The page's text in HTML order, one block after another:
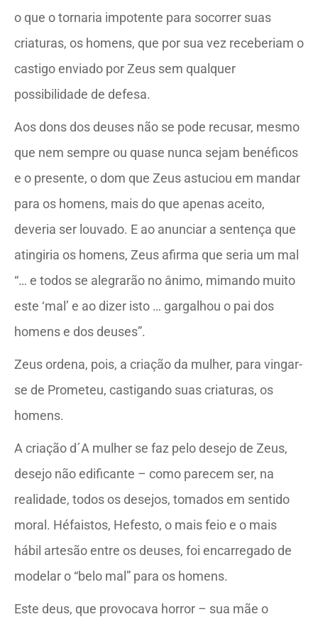
o que o tornaria impotente para socorrer suas
criaturas, os homens, que por sua vez receberiam o
castigo enviado por Zeus sem qualquer
possibilidade de defesa.
Aos dons dos deuses não se pode recusar, mesmo
que nem sempre ou quase nunca sejam benéficos
e o presente, o dom que Zeus astuciou em mandar
para os homens, mais do que apenas aceito,
deveria ser louvado. E ao anunciar a sentença que
atingiria os homens, Zeus afirma que seria um mal
“… e todos se alegrarão no ânimo, mimando muito
este ‘mal’ e ao dizer isto … gargalhou o pai dos
homens e dos deuses”.
Zeus ordena, pois, a criação da mulher, para vingar-
se de Prometeu, castigando suas criaturas, os
homens.
A criação d´A mulher se faz pelo desejo de Zeus,
desejo não edificante – como parecem ser, na
realidade, todos os desejos, tomados em sentido
moral. Héfaistos, Hefesto, o mais feio e o mais
hábil artesão entre os deuses, foi encarregado de
modelar o “belo mal” para os homens.
Este deus, que provocava horror – sua mãe o